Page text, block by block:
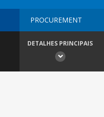
PROCUREMENT
DETALHES PRINCIPAIS